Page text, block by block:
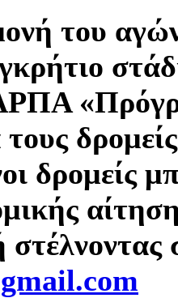
του
δρομείς
στέλνοντας